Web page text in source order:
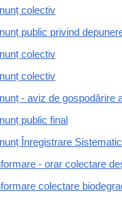
colectiv
public privind
colectiv
colectiv
- aviz de gospodărire
public final
Înregistrare
- orar colectare
colectare